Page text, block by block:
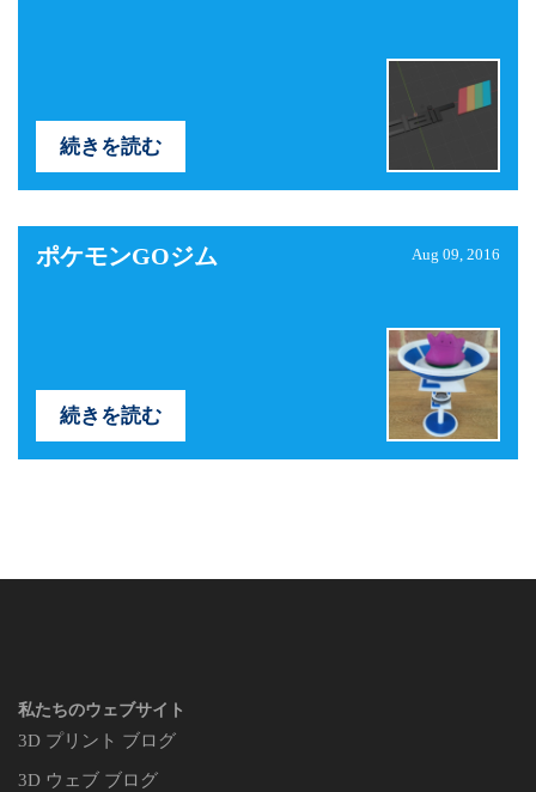
続きを読む
ポケモンGOジム Aug 09, 2016
続きを読む
私たちのウェブサイト
3D プリント ブログ
3D ウェブ ブログ